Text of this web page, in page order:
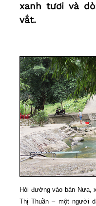
xanh tươi và
vắt.
Hỏi đường vào bản Nưa,
Thị Thuần – một người